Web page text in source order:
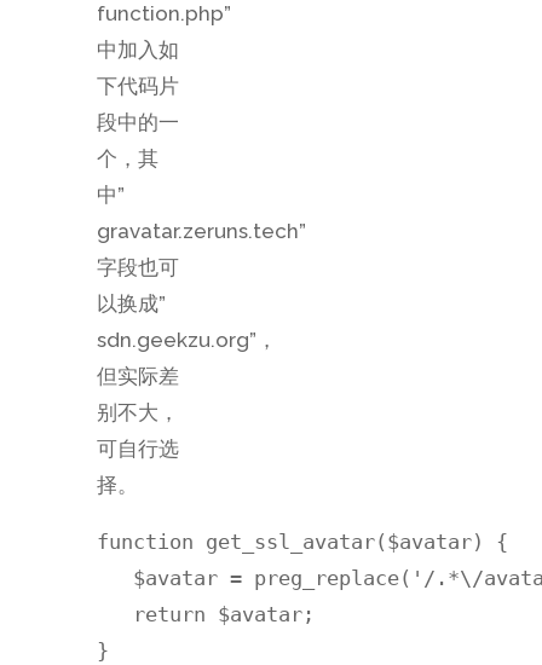
function.php”
中加入如
下代码片
段中的一
个，其
中”
gravatar.zeruns.tech”
字段也可
以换成”
sdn.geekzu.org”，
但实际差
别不大，
可自行选
择。
function get_ssl_avatar($avatar) {
$avatar = preg_replace('/.*\/
   return $avatar;
}